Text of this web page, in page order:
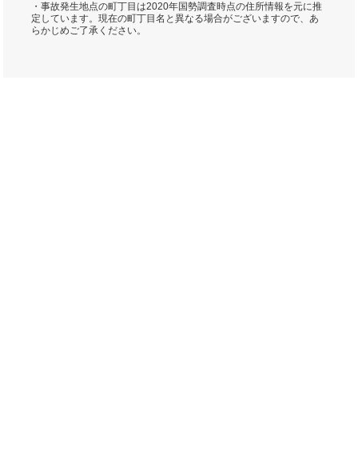
・事故発生地点の町丁目は2020年国勢調査時点の住所情報を元に推
定しています。現在の町丁目名と異なる場合がございますので、あ
らかじめご了承ください。